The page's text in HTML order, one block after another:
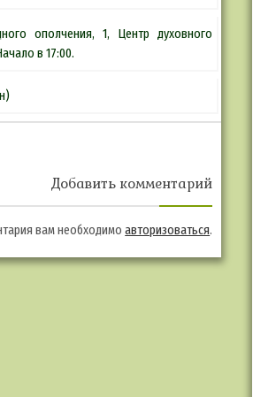
ополчения, 1, Центр духовного
в 17:00.
Добавить комментарий
вам необходимоавторизоваться.